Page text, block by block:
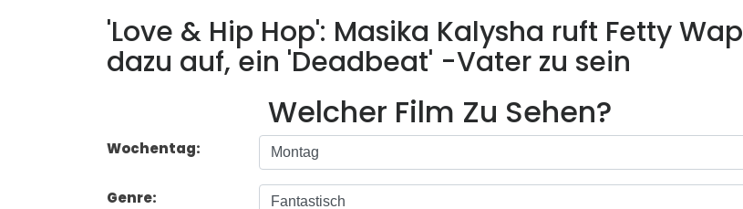
'Love & Hip Hop': Masika Kalysha ruft Fetty Wap
dazu auf, ein 'Deadbeat' -Vater zu sein
Welcher Film Zu Sehen?
Wochentag:
Genre: